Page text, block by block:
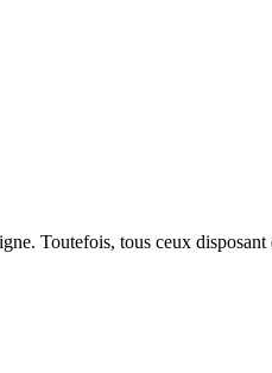
Toutefois, tous ceux